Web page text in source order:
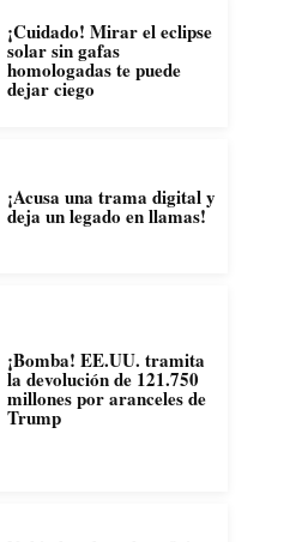
¡Cuidado! Mirar el eclipse
solar sin gafas
homologadas te puede
dejar ciego
¡Acusa una trama digital y
deja un legado en llamas!
¡Bomba! EE.UU. tramita
la devolución de 121.750
millones por aranceles de
Trump